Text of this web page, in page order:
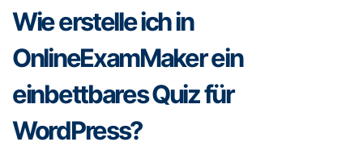
Wie erstelle ich in
OnlineExamMaker ein
einbettbares Quiz für
WordPress?